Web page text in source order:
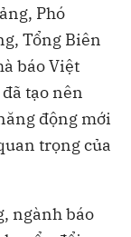
Phó
Tổng Biên
báo Việt
tạo nên
động mới
trọng của
ngành báo